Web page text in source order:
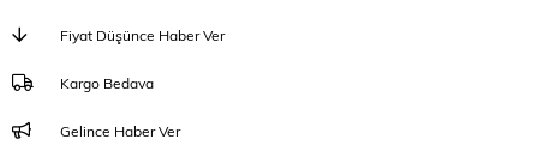
Fiyat Düşünce Haber Ver
Kargo Bedava
Gelince Haber Ver